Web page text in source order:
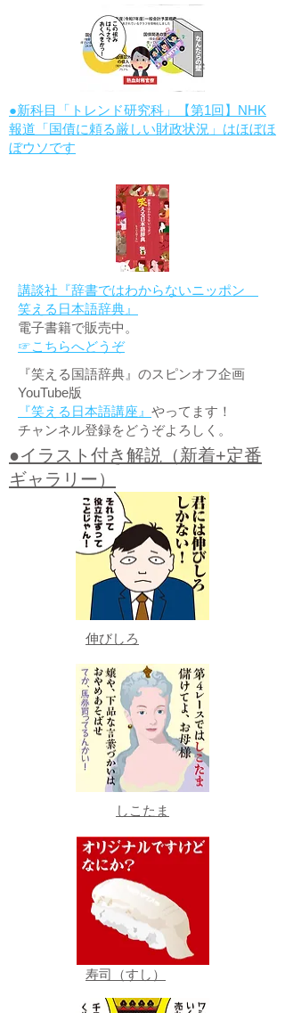
●新科目「トレンド研究科」【第1回】NHK
報道「国債に頼る厳しい財政状況」はほぼほ
ぼウソです
講談社『辞書ではわからないニッポン
笑える日本語辞典』
電子書籍で販売中。
☞こちらへどうぞ
『笑える国語辞典』のスピンオフ企画
YouTube版
『笑える日本語講座』 やってます！
チャンネル登録をどうぞよろしく。
●イラスト付き解説（新着+定番
ギャラリー）
伸びしろ
しこたま
寿司（すし）